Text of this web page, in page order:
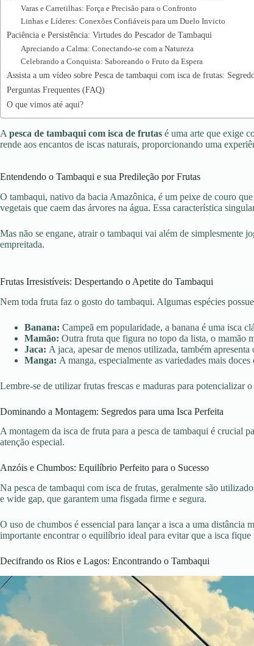
Varas e Carretilhas: Força e Precisão para o Confronto
Linhas e Líderes: Conexões Confiáveis para um Duelo Invicto
Paciência e Persistência: Virtudes do Pescador de Tambaqui
Apreciando a Calma: Conectando-se com a Natureza
Celebrando a Conquista: Saboreando o Fruto da Espera
Assista a um vídeo sobre Pesca de tambaqui com isca de frutas:
Perguntas Frequentes (FAQ)
O que vimos até aqui?
A pesca de tambaqui com isca de frutas é uma arte que exige
rende aos encantos de iscas naturais, proporcionando uma
Entendendo o Tambaqui e sua Predileção por Frutas
O tambaqui, nativo da bacia Amazônica, é um peixe de couro
vegetais que caem das árvores na água. Essa característica
Mas não se engane, atrair o tambaqui vai além de simplesmente
empreitada.
Frutas Irresistíveis: Despertando o Apetite do Tambaqui
Nem toda fruta faz o gosto do tambaqui. Algumas espécies
Banana: Campeã em popularidade, a banana é uma isca
Mamão: Outra fruta que figura no topo da lista, o mamão
Jaca: A jaca, apesar de menos utilizada, também
Manga: A manga, especialmente as variedades mais
Lembre-se de utilizar frutas frescas e maduras para potencializar
Dominando a Montagem: Segredos para uma Isca Perfeita
A montagem da isca de fruta para a pesca de tambaqui é crucial
atenção especial.
Anzóis e Chumbos: Equilíbrio Perfeito para o Sucesso
Na pesca de tambaqui com isca de frutas, geralmente são
e wide gap, que garantem uma fisgada firme e segura.
O uso de chumbos é essencial para lançar a isca a uma
importante encontrar o equilíbrio ideal para evitar que a isca
Decifrando os Rios e Lagos: Encontrando o Tambaqui